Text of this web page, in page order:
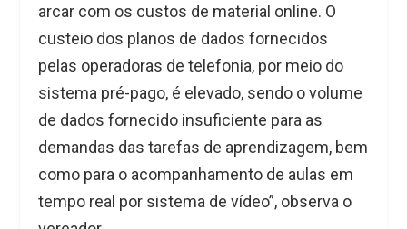
arcar com os custos de material online. O
custeio dos planos de dados fornecidos
pelas operadoras de telefonia, por meio do
sistema pré-pago, é elevado, sendo o volume
de dados fornecido insuficiente para as
demandas das tarefas de aprendizagem, bem
como para o acompanhamento de aulas em
tempo real por sistema de vídeo”, observa o